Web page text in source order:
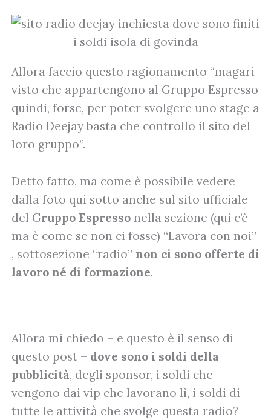
Allora faccio questo ragionamento “magari
visto che appartengono al Gruppo Espresso
quindi, forse, per poter svolgere uno stage a
Radio Deejay basta che controllo il sito del
loro gruppo”.
Detto fatto, ma come è possibile vedere
dalla foto qui sotto anche sul sito ufficiale
del Gruppo Espresso nella sezione (qui c’è
ma è come se non ci fosse) “Lavora con noi”
, sottosezione “radio” non ci sono offerte di
lavoro né di formazione.
Allora mi chiedo – e questo è il senso di
questo post – dove sono i soldi della
pubblicità, degli sponsor, i soldi che
vengono dai vip che lavorano lì, i soldi di
tutte le attività che svolge questa radio?